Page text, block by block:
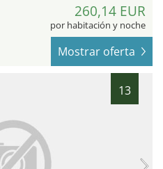
260,14 EUR
por habitación y noche
Mostrar oferta
13